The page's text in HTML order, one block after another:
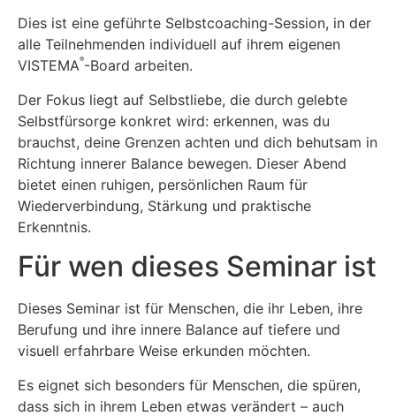
Dies ist eine geführte Selbstcoaching-Session, in der
alle Teilnehmenden individuell auf ihrem eigenen
VISTEMA®-Board arbeiten.
Der Fokus liegt auf Selbstliebe, die durch gelebte
Selbstfürsorge konkret wird: erkennen, was du
brauchst, deine Grenzen achten und dich behutsam in
Richtung innerer Balance bewegen. Dieser Abend
bietet einen ruhigen, persönlichen Raum für
Wiederverbindung, Stärkung und praktische
Erkenntnis.
Für wen dieses Seminar ist
Dieses Seminar ist für Menschen, die ihr Leben, ihre
Berufung und ihre innere Balance auf tiefere und
visuell erfahrbare Weise erkunden möchten.
Es eignet sich besonders für Menschen, die spüren,
dass sich in ihrem Leben etwas verändert – auch